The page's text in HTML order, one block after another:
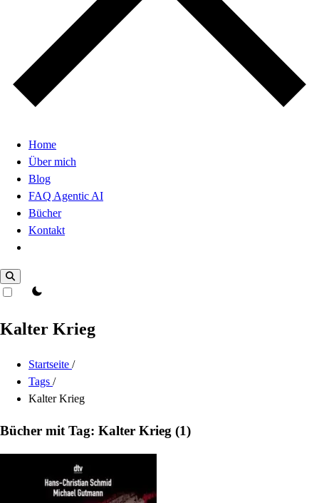
Home
Über mich
Blog
FAQ Agentic AI
Bücher
Kontakt
theme switcher
Kalter Krieg
Startseite /
Tags /
Kalter Krieg
Bücher mit Tag: Kalter Krieg (1)